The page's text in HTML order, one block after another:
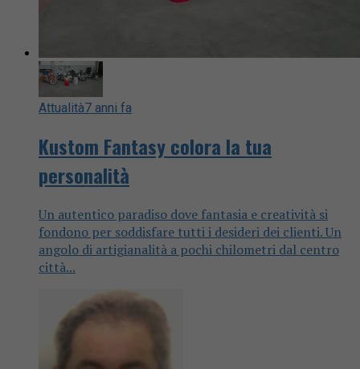
Attualità7 anni fa
Kustom Fantasy colora la tua
personalità
Un autentico paradiso dove fantasia e creatività si
fondono per soddisfare tutti i desideri dei clienti. Un
angolo di artigianalità a pochi chilometri dal centro
città...